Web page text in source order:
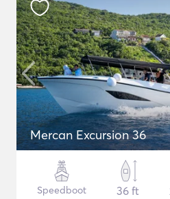
Mercan Excursion 36
Speedboot
36 ft